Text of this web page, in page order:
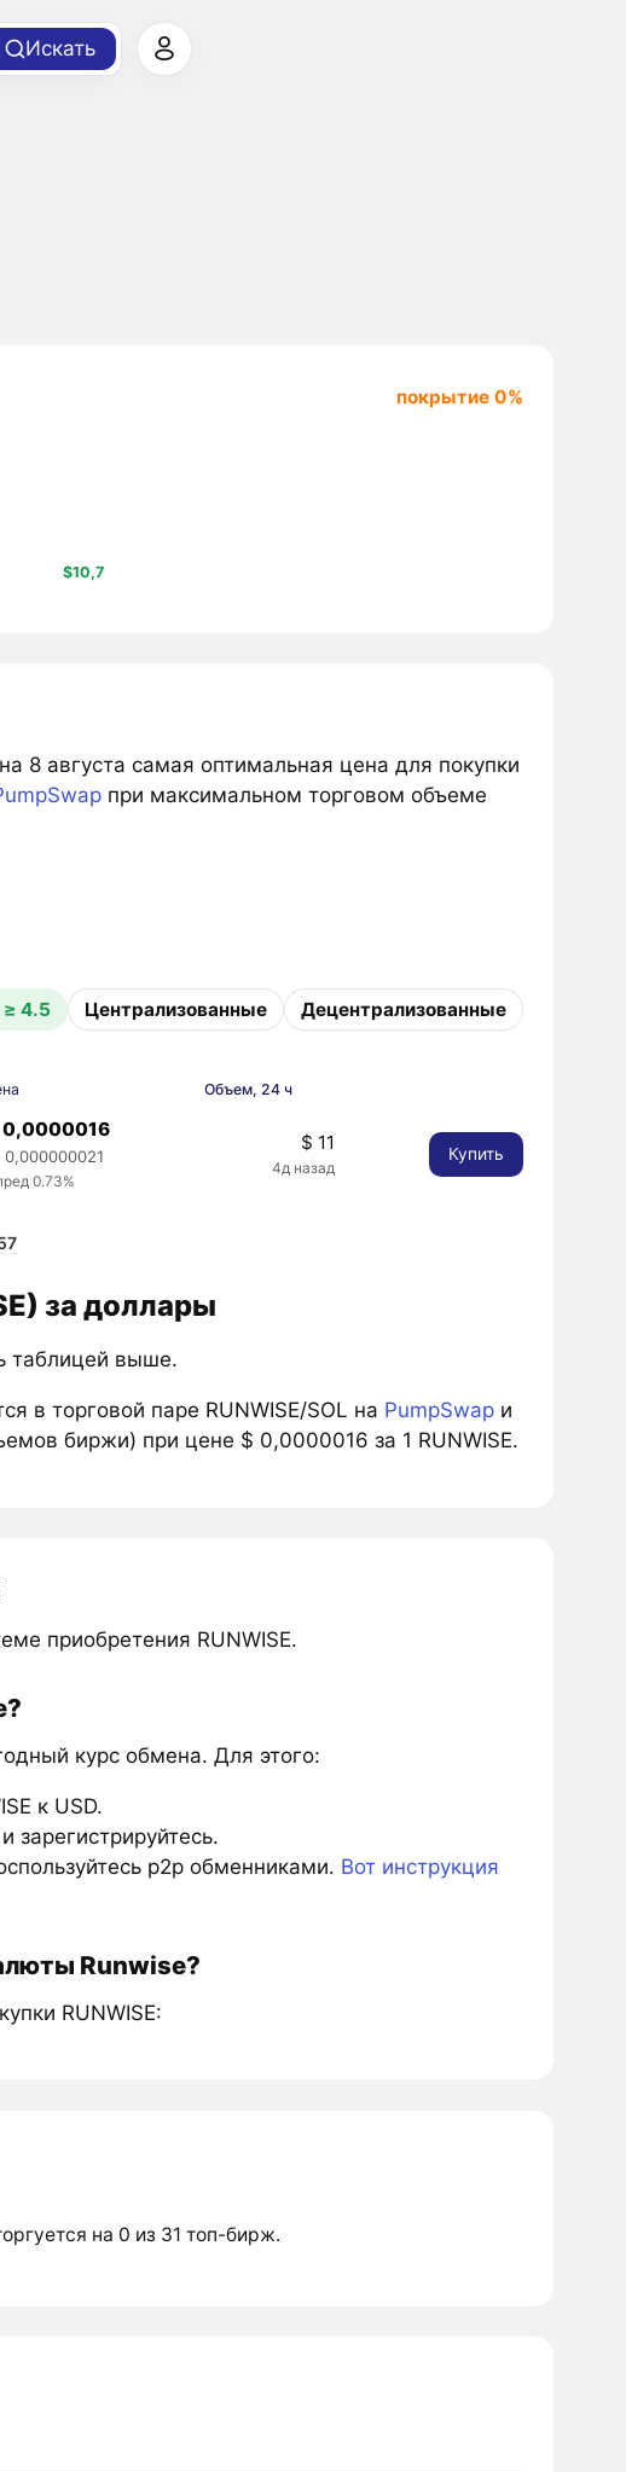
Искать
покрытие 0%
$10,7
8 августа самая оптимальная цена для покупки
при максимальном торговом объеме
≥ 4.5 Централизованные Децентрализованные
Объем, 24 ч
0,0000016
0.73%
$ 11
4д назад
Купить
за доллары
таблицей выше.
в торговой паре RUNWISE/SOL на PumpSwapи
биржи) при цене $ 0,0000016 за 1 RUNWISE.
приобретения RUNWISE.
курс обмена. Для этого:
к USD.
p2p обменниками. Вот инструкция
Runwise?
RUNWISE:
на 0 из 31 топ-бирж.